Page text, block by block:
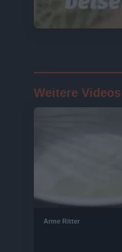
Weitere Videos
Arme Ritter